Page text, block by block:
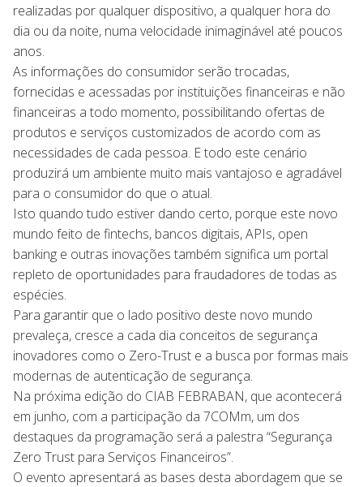
realizadas por qualquer dispositivo, a qualquer hora do
dia ou da noite, numa velocidade inimaginável até poucos
anos.
As informações do consumidor serão trocadas,
fornecidas e acessadas por instituições financeiras e não
financeiras a todo momento, possibilitando ofertas de
produtos e serviços customizados de acordo com as
necessidades de cada pessoa. E todo este cenário
produzirá um ambiente muito mais vantajoso e agradável
para o consumidor do que o atual.
Isto quando tudo estiver dando certo, porque este novo
mundo feito de fintechs, bancos digitais, APIs, open
banking e outras inovações também significa um portal
repleto de oportunidades para fraudadores de todas as
espécies.
Para garantir que o lado positivo deste novo mundo
prevaleça, cresce a cada dia conceitos de segurança
inovadores como o Zero-Trust e a busca por formas mais
modernas de autenticação de segurança.
Na próxima edição do CIAB FEBRABAN, que acontecerá
em junho, com a participação da 7COMm, um dos
destaques da programação será a palestra “Segurança
Zero Trust para Serviços Financeiros”.
O evento apresentará as bases desta abordagem que se